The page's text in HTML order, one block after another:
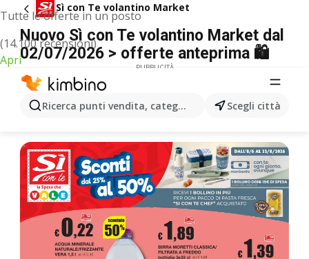
Tutte le offerte in un posto
(14.100 recensioni)
Apri
Ricerca punti vendita, categorie, prodotti...Scegli città
Sì con Te volantino Market
Nuovo Sì con Te volantino Market dal
02/07/2026 > offerte anteprima 🛍️
PUBBLICITÀ